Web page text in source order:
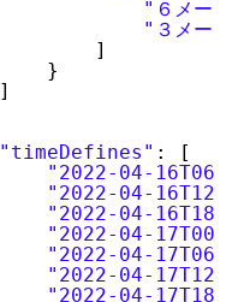
"６メート
"３メート
]
}
]
"timeDefines" : [
"2022-04-
"2022-04-
"2022-04-
"2022-04-
"2022-04-
"2022-04-
"2022-04-